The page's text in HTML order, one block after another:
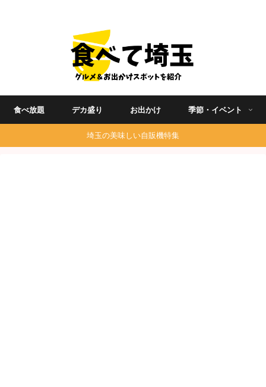
食べ放題 デカ盛り お出かけ 季節・イベント
埼玉の美味しい自販機特集